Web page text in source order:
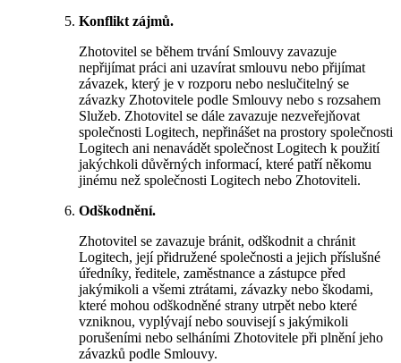
Konflikt zájmů.
Zhotovitel se během trvání Smlouvy zavazuje
nepřijímat práci ani uzavírat smlouvu nebo přijímat
závazek, který je v rozporu nebo neslučitelný se
závazky Zhotovitele podle Smlouvy nebo s rozsahem
Služeb. Zhotovitel se dále zavazuje nezveřejňovat
společnosti Logitech, nepřinášet na prostory společnosti
Logitech ani nenavádět společnost Logitech k použití
jakýchkoli důvěrných informací, které patří někomu
jinému než společnosti Logitech nebo Zhotoviteli.
Odškodnění.
Zhotovitel se zavazuje bránit, odškodnit a chránit
Logitech, její přidružené společnosti a jejich příslušné
úředníky, ředitele, zaměstnance a zástupce před
jakýmikoli a všemi ztrátami, závazky nebo škodami,
které mohou odškodněné strany utrpět nebo které
vzniknou, vyplývají nebo souvisejí s jakýmikoli
porušeními nebo selháními Zhotovitele při plnění jeho
závazků podle Smlouvy.